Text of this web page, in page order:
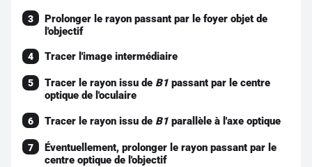
Pour profiter de 10 contenus offerts.
3
Prolonger le rayon passant par le foyer objet de
l'objectif
4 Tracer l'image intermédiaire
5 Tracer le rayon issu de B1 passant par le centre
optique de l'oculaire
6 Tracer le rayon issu de B1 parallèle à l'axe optique
7
Éventuellement, prolonger le rayon passant par le
centre optique de l'objectif